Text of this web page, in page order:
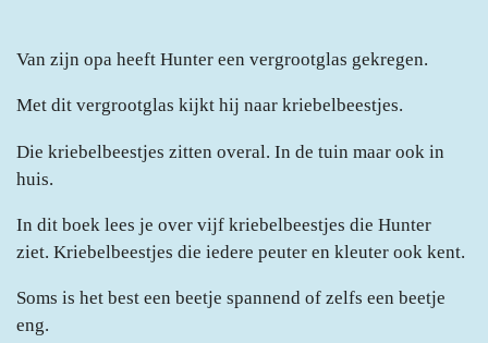
Van zijn opa heeft Hunter een vergrootglas gekregen.
Met dit vergrootglas kijkt hij naar kriebelbeestjes.
Die kriebelbeestjes zitten overal. In de tuin maar ook in
huis.
In dit boek lees je over vijf kriebelbeestjes die Hunter
ziet. Kriebelbeestjes die iedere peuter en kleuter ook kent.
Soms is het best een beetje spannend of zelfs een beetje
eng.